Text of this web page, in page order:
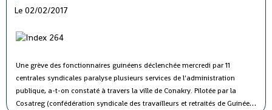
Le 02/02/2017
Une grève des fonctionnaires guinéens déclenchée mercredi par 11
centrales syndicales paralyse plusieurs services de l'administration
publique, a-t-on constaté à travers la ville de Conakry. Pilotée par la
Cosatreg (confédération syndicale des travailleurs et retraités de Guinée)